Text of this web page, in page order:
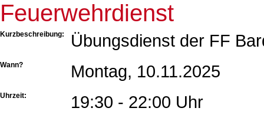
Feuerwehrdienst
Kurzbeschreibung: Übungsdienst der FF
Wann? Montag, 10.11.2025
Uhrzeit: 19:30 - 22:00 Uhr